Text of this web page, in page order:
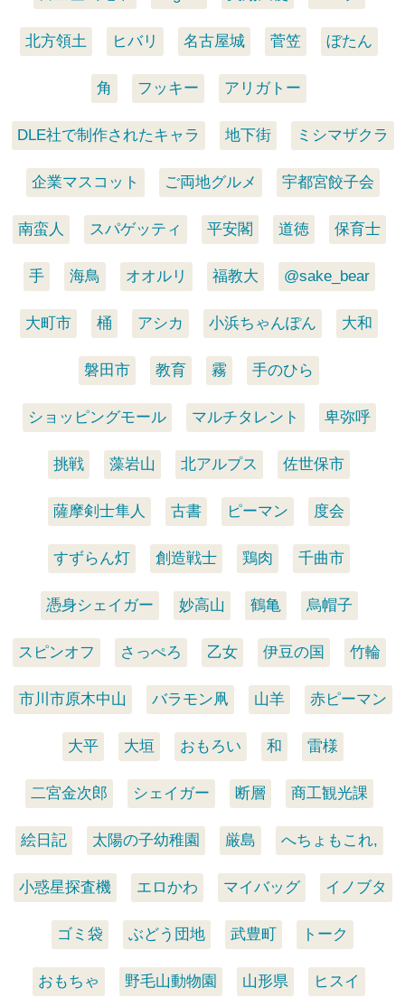
北方領土 ヒバリ 名古屋城 菅笠 ぼたん
角 フッキー アリガトー
DLE社で制作されたキャラ 地下街 ミシマザクラ
企業マスコット ご両地グルメ 宇都宮餃子会
南蛮人 スパゲッティ 平安閣 道徳 保育士
手 海鳥 オオルリ 福教大 @sake_bear
大町市 桶 アシカ 小浜ちゃんぽん 大和
磐田市 教育 霧 手のひら
ショッピングモール マルチタレント 卑弥呼
挑戦 藻岩山 北アルプス 佐世保市
薩摩剣士隼人 古書 ピーマン 度会
すずらん灯 創造戦士 鶏肉 千曲市
憑身シェイガー 妙高山 鶴亀 烏帽子
スピンオフ さっぺろ 乙女 伊豆の国 竹輪
市川市原木中山 バラモン凧 山羊 赤ピーマン
大平 大垣 おもろい 和 雷様
二宮金次郎 シェイガー 断層 商工観光課
絵日記 太陽の子幼稚園 厳島 へちょもこれ,
小惑星探査機 エロかわ マイバッグ イノブタ
ゴミ袋 ぶどう団地 武豊町 トーク
おもちゃ 野毛山動物園 山形県 ヒスイ